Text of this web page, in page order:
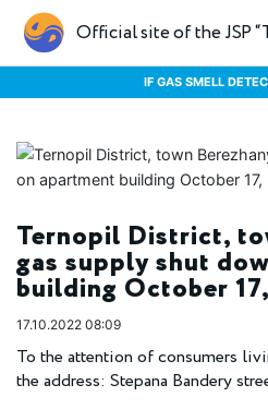
Official site of the JSP
IF GAS SMELL
Ternopil District,
gas supply shut
building October
17.10.2022 08:09
To the attention of consumers
the address: Stepana Bandery